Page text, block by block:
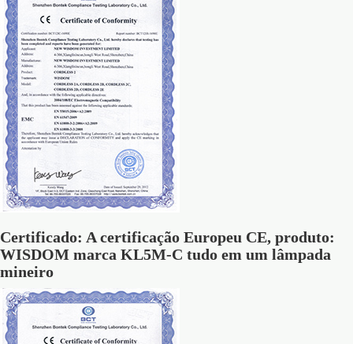
Certificado: A certificação Europeu CE, produto:
WISDOM marca KL5M-C tudo em um lâmpada
mineiro